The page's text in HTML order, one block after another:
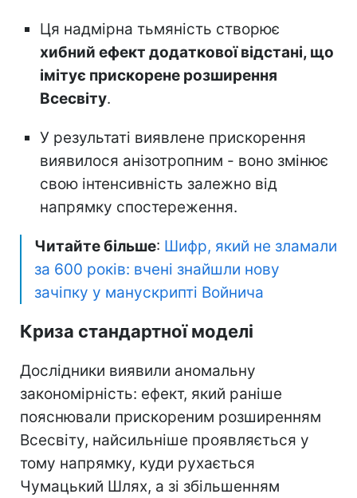
Ця надмірна тьмяність створює
хибний ефект додаткової відстані, що
імітує прискорене розширення
Всесвіту.
У результаті виявлене прискорення
виявилося анізотропним - воно змінює
свою інтенсивність залежно від
напрямку спостереження.
Читайте більше: Шифр, який не зламали
за 600 років: вчені знайшли нову
зачіпку у манускрипті Войнича
Криза стандартної моделі
Дослідники виявили аномальну
закономірність: ефект, який раніше
пояснювали прискореним розширенням
Всесвіту, найсильніше проявляється у
тому напрямку, куди рухається
Чумацький Шлях, а зі збільшенням